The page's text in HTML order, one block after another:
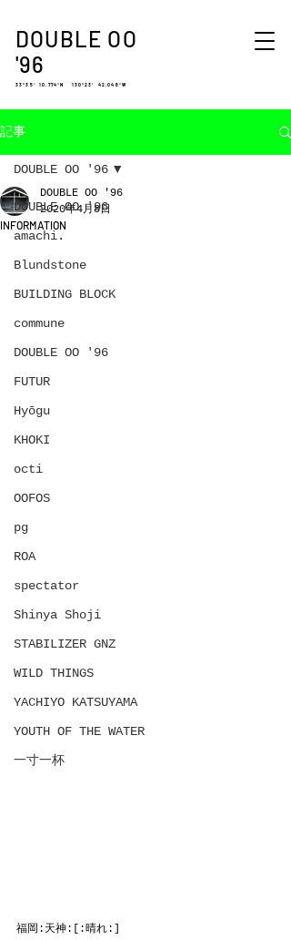
DOUBLE OO
'96
33°35′ 10.774″N 130°23′ 42.048″W
記事
DOUBLE OO '96
amachi.
Blundstone
BUILDING BLOCK
commune
DOUBLE OO '96
FUTUR
Hyōgu
KHOKI
octi
OOFOS
pg
ROA
spectator
Shinya Shoji
STABILIZER GNZ
WILD THINGS
YACHIYO KATSUYAMA
YOUTH OF THE WATER
一寸一杯
DOUBLE OO '96
INFORMATION
DOUBLE OO '96
2020年4月8日
福岡:天神:[:晴れ:]